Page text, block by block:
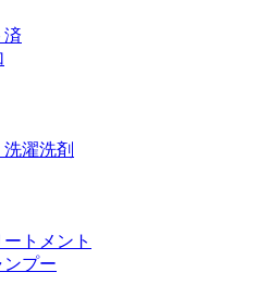
済
濯洗剤
トメント
ンプー